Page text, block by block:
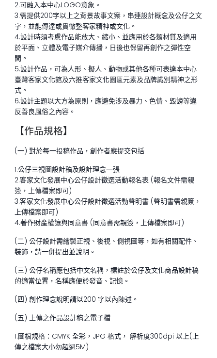
2.可融入本中心LOGO意象。
3.需提供200字以上之背景故事文案，串連設計概念及公仔之文
字，並能傳達或貫徹整客家精神或文化。
4.設計時須考慮作品能放大、縮小、並應用於各類材質及適用
於平面、立體及電子媒介傳播，日後也保留再創作之彈性空
間。
5.設計作品，可為人形、擬人、動物或其他各種可表達本中心
臺灣客家文化館及六推客家文化園區元素及品牌識別精神之形
式。
6.設計主題以大方為原則，應避免涉及暴力、色情、毀謗等違
反善良風俗之內容。
【作品規格】
(一) 對於每一投稿作品，創作者應提交包括
1.公仔三視圖設計稿及設計理念一張
2.客家文化發展中心公仔設計徵選活動報名表 (報名文件需親
簽，上傳檔案即可)
3.客家文化發展中心公仔設計徵選活動聲明書 (聲明書需親簽，
上傳檔案即可)
4.著作財產權讓與同意書 (同意書需親簽，上傳檔案即可)
(二) 公仔設計需繪製正視、後視、側視圖等，如有相關配件、
裝飾，請一併提出並說明。
(三) 公仔名稱應包括中文名稱，標註於公仔及文化商品設計稿
的適當位置，名稱應便於發音、記憶。
(四) 創作理念說明請以200 字以內陳述。
(五) 上傳之作品設計稿之電子檔
1.圖檔規格： CMYK 全彩， JPG 格式， 解析度300dpi 以上(上
傳之檔案大小勿超過5M)